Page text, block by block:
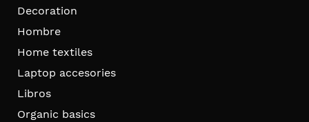
Decoration
Hombre
Home textiles
Laptop accesories
Libros
Organic basics